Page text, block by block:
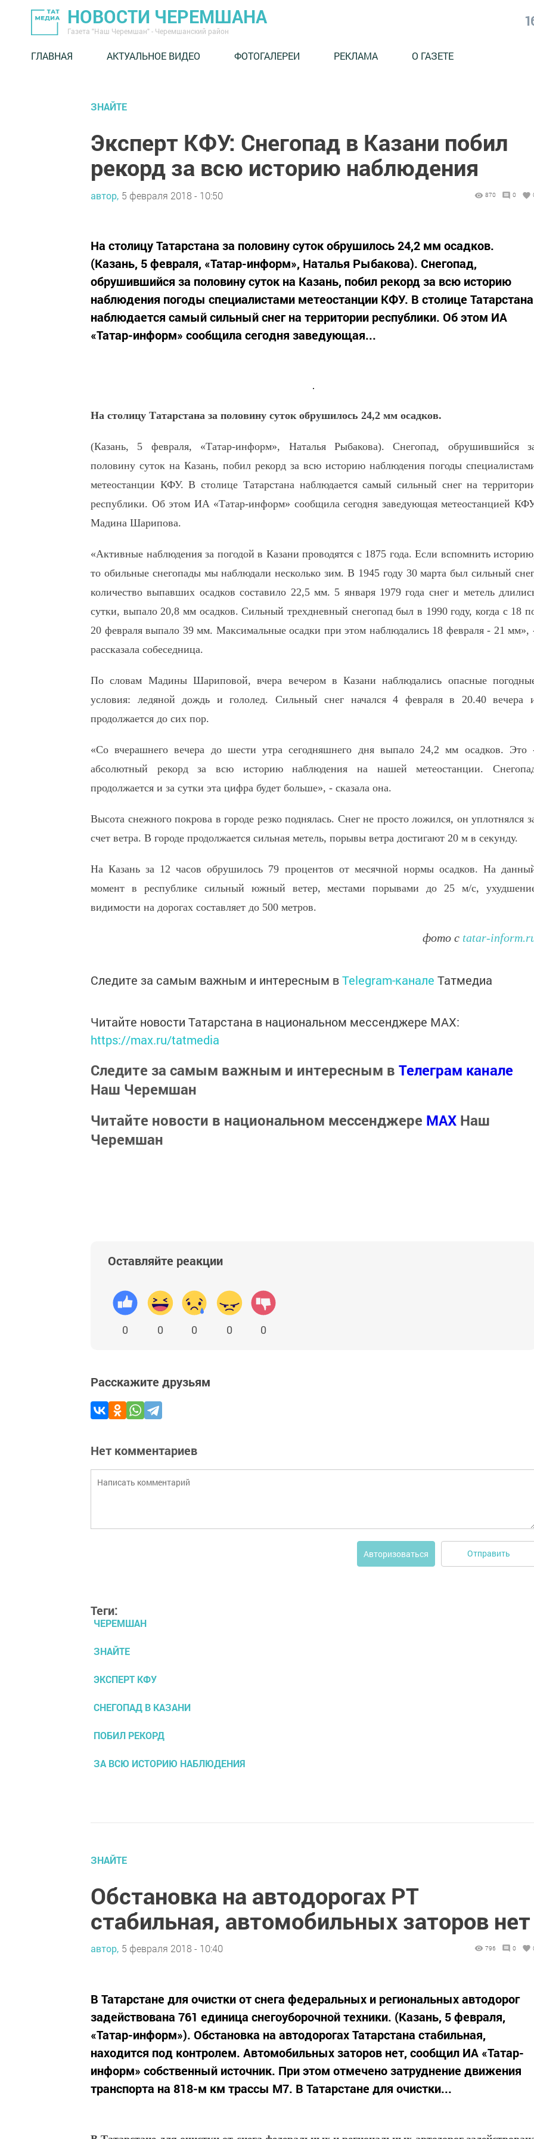
НОВОСТИ ЧЕРЕМШАНА
Газета "Наш Черемшан" - Черемшанский район
ГЛАВНАЯ АКТУАЛЬНОЕ ВИДЕО ФОТОГАЛЕРЕИ РЕКЛАМА О ГАЗЕТЕ
ЗНАЙТЕ
Эксперт КФУ: Снегопад в Казани побил
рекорд за всю историю наблюдения
автор, 5 февраля 2018 - 10:50 870 0
На столицу Татарстана за половину суток обрушилось 24,2 мм осадков.
(Казань, 5 февраля, «Татар-информ», Наталья Рыбакова). Снегопад,
обрушившийся за половину суток на Казань, побил рекорд за всю историю
наблюдения погоды специалистами метеостанции КФУ. В столице Татарстана
наблюдается самый сильный снег на территории республики. Об этом ИА
«Татар-информ» сообщила сегодня заведующая...
На столицу Татарстана за половину суток обрушилось 24,2 мм осадков.
(Казань, 5 февраля, «Татар-информ», Наталья Рыбакова). Снегопад, обрушившийся
половину суток на Казань, побил рекорд за всю историю наблюдения погоды
метеостанции КФУ. В столице Татарстана наблюдается самый сильный снег на
республики. Об этом ИА «Татар-информ» сообщила сегодня заведующая метеостанцией
Мадина Шарипова.
«Активные наблюдения за погодой в Казани проводятся с 1875 года. Если вспомнить
то обильные снегопады мы наблюдали несколько зим. В 1945 году 30 марта был сильный
количество выпавших осадков составило 22,5 мм. 5 января 1979 года снег и метель
сутки, выпало 20,8 мм осадков. Сильный трехдневный снегопад был в 1990 году, когда с 18
20 февраля выпало 39 мм. Максимальные осадки при этом наблюдались 18 февраля - 21 мм»,
рассказала собеседница.
По словам Мадины Шариповой, вчера вечером в Казани наблюдались опасные
условия: ледяной дождь и гололед. Сильный снег начался 4 февраля в 20.40 вечера
продолжается до сих пор.
«Со вчерашнего вечера до шести утра сегодняшнего дня выпало 24,2 мм осадков. Это
абсолютный рекорд за всю историю наблюдения на нашей метеостанции.
продолжается и за сутки эта цифра будет больше», - сказала она.
Высота снежного покрова в городе резко поднялась. Снег не просто ложился, он уплотнялся
счет ветра. В городе продолжается сильная метель, порывы ветра достигают 20 м в секунду.
На Казань за 12 часов обрушилось 79 процентов от месячной нормы осадков. На
момент в республике сильный южный ветер, местами порывами до 25 м/с,
видимости на дорогах составляет до 500 метров.
фото с tatar-
Следите за самым важным и интересным вTelegram-канале Татмедиа
Читайте новости Татарстана в национальном мессенджере MАХ:
https://max.ru/tatmedia
Следите за самым важным и интересным в Телеграм канале
Наш Черемшан
Читайте новости в национальном мессенджере MАХ Наш
Черемшан
Оставляйте реакции
0 0 0 0 0
Расскажите друзьям
Нет комментариев
Авторизоваться Отправить
Теги:
ЧЕРЕМШАН
ЗНАЙТЕ
ЭКСПЕРТ КФУ
СНЕГОПАД В КАЗАНИ
ПОБИЛ РЕКОРД
ЗА ВСЮ ИСТОРИЮ НАБЛЮДЕНИЯ
ЗНАЙТЕ
Обстановка на автодорогах РТ
стабильная, автомобильных заторов нет
автор, 5 февраля 2018 - 10:40 796 0
В Татарстане для очистки от снега федеральных и региональных автодорог
задействована 761 единица снегоуборочной техники. (Казань, 5 февраля,
«Татар-информ»). Обстановка на автодорогах Татарстана стабильная,
находится под контролем. Автомобильных заторов нет, сообщил ИА «Татар-
информ» собственный источник. При этом отмечено затруднение движения
транспорта на 818-м км трассы М7. В Татарстане для очистки...